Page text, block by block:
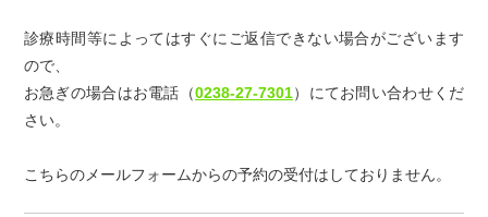
診療時間等によってはすぐにご返信できない場合がございます
ので、
お急ぎの場合はお電話（0238-27-7301）にてお問い合わせくだ
さい。
こちらのメールフォームからの予約の受付はしておりません。